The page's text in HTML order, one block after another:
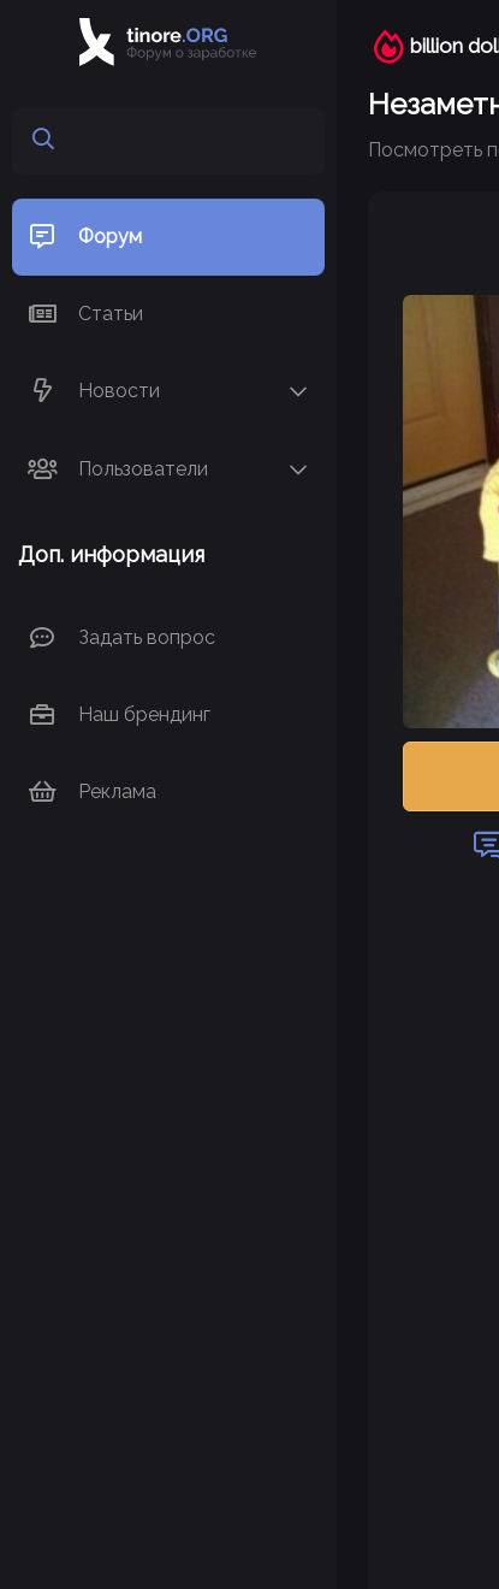
Форум
Статьи
Новости
Пользователи
Доп. информация
Задать вопрос
Наш брендинг
Реклама
billion
Посмотреть